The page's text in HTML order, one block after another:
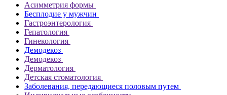
Асимметрия формы
Бесплодие у мужчин
Гастроэнтерология
Гепатология
Гинекология
Демодекоз
Демодекоз
Дерматология
Детская стоматология
Заболевания, передающиеся половым путем